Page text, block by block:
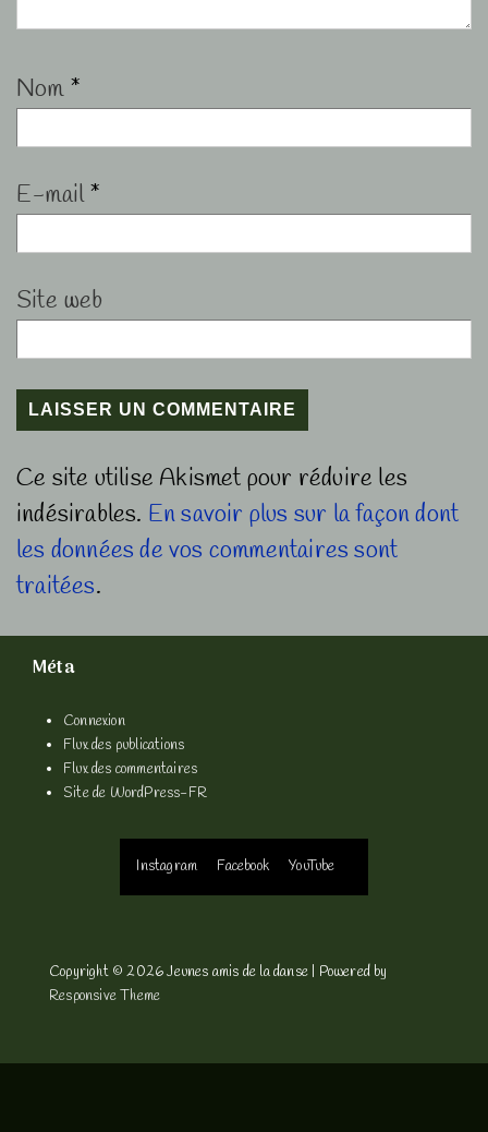
Nom *
E-mail*
Site web
Ce site utilise Akismet pour réduire les
indésirables. En savoir plus sur la façon dont
les données de vos commentaires sont
traitées.
Méta
Connexion
Flux des publications
Flux des commentaires
Site de WordPress-FR
Menu
bas
de
page
Instagram Facebook YouTube
Copyright © 2026Jeunes amis de la danse
| Powered by
Responsive Theme